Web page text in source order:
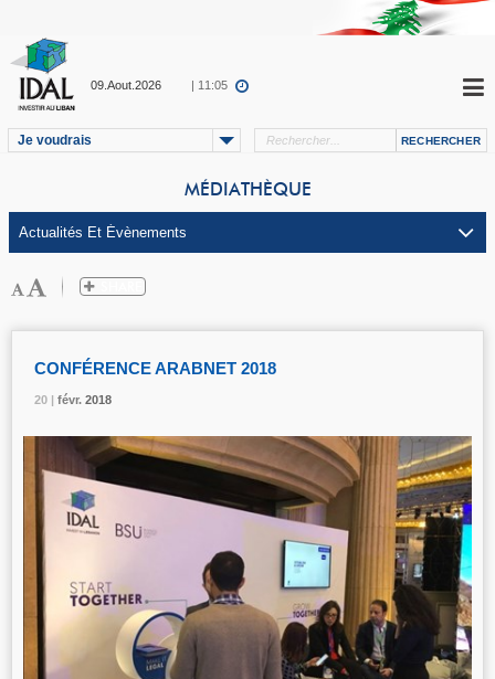
09.Aout.2026 | 11:05
Je voudrais
MÉDIATHÈQUE
20 | févr. 2018
CONFÉRENCE ARABNET 2018
20 | févr. 2018
20 | févr. 2018